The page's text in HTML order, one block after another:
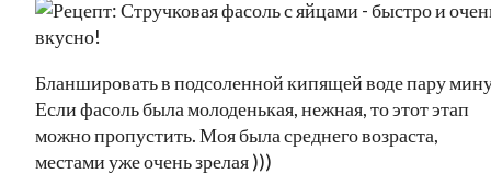
Бланшировать в подсоленной кипящей воде пару
Если фасоль была молоденькая, нежная, то этот этап
можно пропустить. Моя была среднего возраста,
местами уже очень зрелая )))